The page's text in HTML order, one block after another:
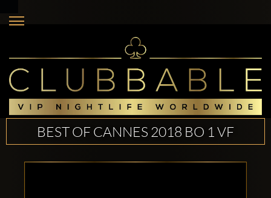
BEST OF CANNES 2018 BO 1 VF